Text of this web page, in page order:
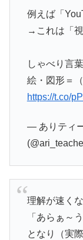
例えば「
→これは「
しゃべり言
絵・図形＝
https://t.co/
— ありティ
理解が速く
「あらぁ～
となり（実